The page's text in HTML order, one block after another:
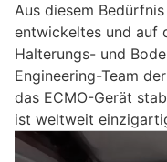
Aus diesem
entwickeltes und auf
Halterungs- und
Engineering-Team
das ECMO-Gerät
ist weltweit